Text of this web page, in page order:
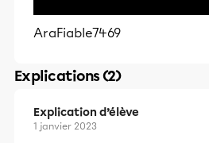
AraFiable7469
Explications (2)
Explication d’élève
1 janvier 2023